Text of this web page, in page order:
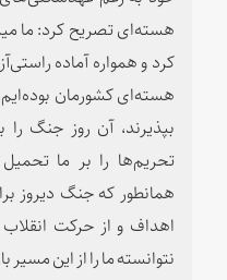
هسته‌ای تصریح کرد: ما
کرد و همواره آماده
هسته‌ای کشورمان
بپذیرند،‌ آن روز جنگ
تحریم‌ها را بر ما
همانطور که جنگ دیروز
اهداف و از حرکت انقلاب
نتوانسته ما را از این مسیر